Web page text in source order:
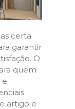
certa
garantir
O
quem
e
artigo e